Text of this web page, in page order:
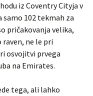
iz Coventry Cityja v
samo 102 tekmah za
pričakovanja velika,
raven, ne le pri
osvojitvi prvega
na Emirates.
tega, ali lahko